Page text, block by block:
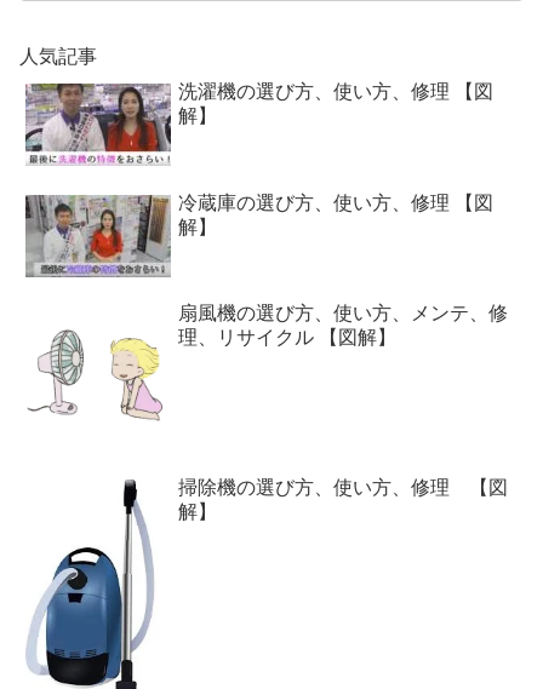
人気記事
洗濯機の選び方、使い方、修理 【図
解】
冷蔵庫の選び方、使い方、修理 【図
解】
扇風機の選び方、使い方、メンテ、修
理、リサイクル 【図解】
掃除機の選び方、使い方、修理 【図
解】